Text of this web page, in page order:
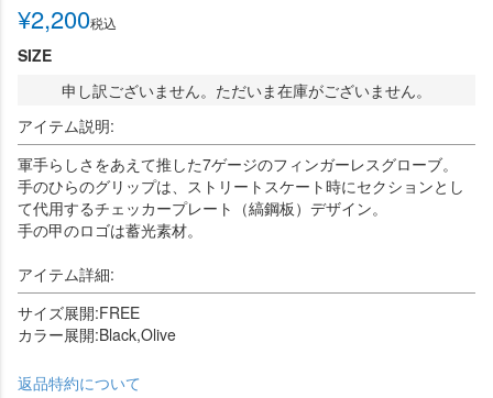
¥2,200税込
SIZE
申し訳ございません。ただいま在庫がございません。
アイテム説明:
軍手らしさをあえて推した7ゲージのフィンガーレスグローブ。
手のひらのグリップは、ストリートスケート時にセクションとし
て代用するチェッカープレート（縞鋼板）デザイン。
手の甲のロゴは蓄光素材。
アイテム詳細:
サイズ展開:FREE
カラー展開:Black,Olive
返品特約について